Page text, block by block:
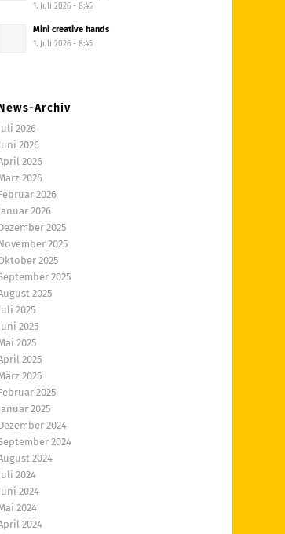
1. Juli 2026 - 8:45
Mini creative hands
1. Juli 2026 - 8:45
Archiv
2026
2026
2026
2026
2026
2026
2025
2025
2025
2025
2025
2025
2025
2025
2025
2025
2025
2025
2024
2024
2024
2024
2024
2024
2024